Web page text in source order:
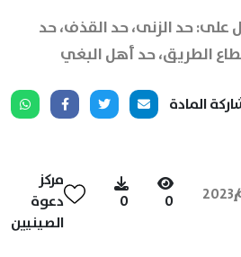
على: حد الزنى، حد القذف، حد
الطريق، حد أهل البغي
المادة
0
0
مركز
دعوة
الصينيين